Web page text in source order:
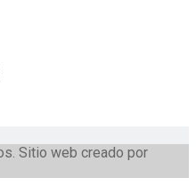
Sitio web creado por